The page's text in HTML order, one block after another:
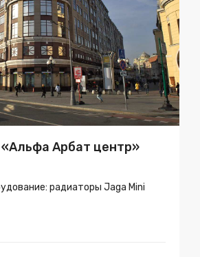
Арбат центр»
радиаторы Jaga Mini